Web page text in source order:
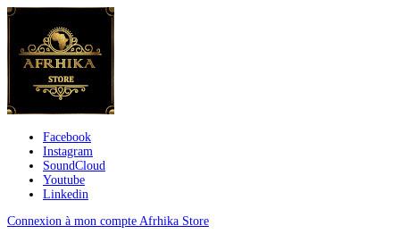
Facebook
Instagram
SoundCloud
Youtube
Linkedin
Connexion à mon compte Afrhika Store